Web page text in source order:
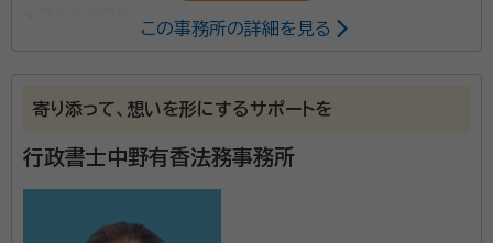
取扱主任者 測量士補 危険物取扱者（乙種４類）
事務所口コミ（抜粋）：
面談の感想
この事務所の詳細を見る
寄り添って、想いを形にするサポートを
行政書士中野有香法務事務所